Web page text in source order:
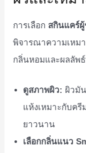
การเลือก สกินแคร์
พิจารณาความเหม
กลิ่นหอมและผลลัพ
ดูสภาพผิว: ผิวมั
แห้งเหมาะกับค
ยาวนาน
เลือกกลิ่นแนว